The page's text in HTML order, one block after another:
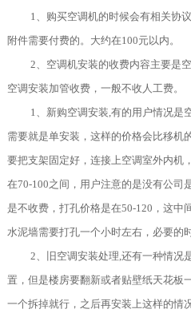
1、购买空调机的时候会有相关协
附件需要付费的。大约在100元以内。
2、空调机安装的收费内容主要是
空调安装加管收费，一般不收人工费。
1、新购空调安装,有的用户情况是
需要就是单安装，这样的价格会比移机
要把支架固定好，连接上空调室外内机
在70-100之间，用户注意的是没有公司
是不收费，打孔价格是在50-120，这中
水泥墙需要打孔一个小时左右，必要的
2、旧空调安装处理,还有一种情况
置，但是楼房要翻新或者贴壁纸天花板
一个拆掉就行，之后再安装上这样的情